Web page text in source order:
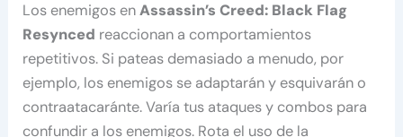
Los enemigos enAssassin’s Creed: Black Flag
Resynced reaccionan a comportamientos
repetitivos. Si pateas demasiado a menudo, por
ejemplo, los enemigos se adaptarán y esquivarán o
contraatacaránte. Varía tus ataques y combos para
confundir a los enemigos. Rota el uso de la